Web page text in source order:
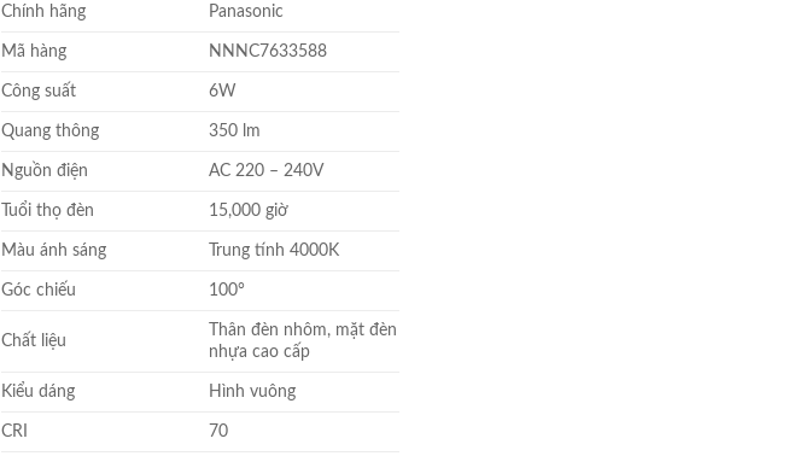
298.000 ₫.
tại
là:
Chính hãng Panasonic
Mã hàng NNNC7633588
Công suất 6W
Quang thông 350 lm
Nguồn điện AC 220 – 240V
Tuổi thọ đèn 15,000 giờ
Màu ánh sáng Trung tính 4000K
Góc chiếu 100°
Chất liệu
Thân đèn nhôm, mặt đèn
nhựa cao cấp
Kiểu dáng Hình vuông
CRI 70